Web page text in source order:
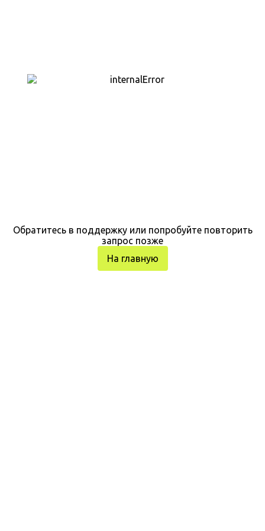
Обратитесь в поддержку или попробуйте повторить
запрос позже
На главную